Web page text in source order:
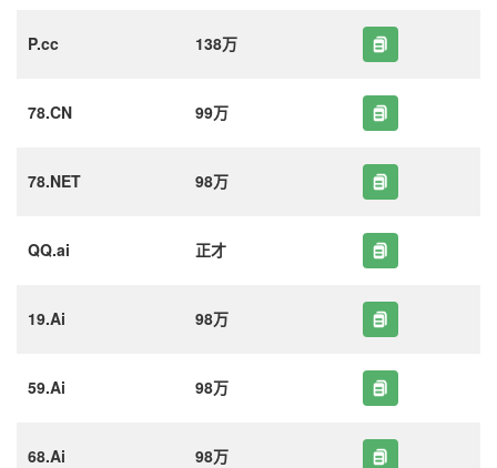
P.cc 138万
78.CN 99万
78.NET 98万
QQ.ai 正才
19.Ai 98万
59.Ai 98万
68.Ai 98万